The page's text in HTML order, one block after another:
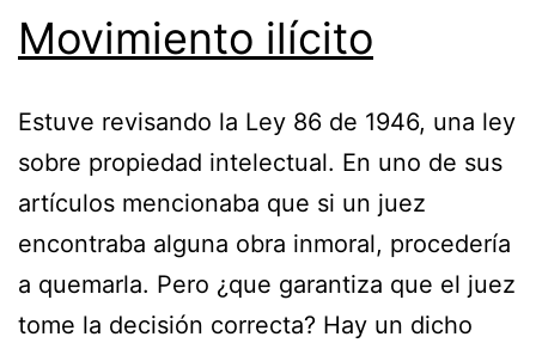
Movimiento ilícito
Estuve revisando la Ley 86 de 1946, una ley
sobre propiedad intelectual. En uno de sus
artículos mencionaba que si un juez
encontraba alguna obra inmoral, procedería
a quemarla. Pero ¿que garantiza que el juez
tome la decisión correcta? Hay un dicho